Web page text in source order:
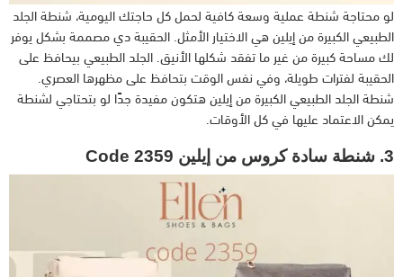
لو محتاجة شنطة عملية وسعة كافية لحمل كل حاجتك اليومية، شنطة الجلد
الطبيعي الكبيرة من إيلين هي الاختيار الأمثل. الحقيبة دي مصممة بشكل يوفر
لك مساحة كبيرة من غير ما تفقد شكلها الأنيق. الجلد الطبيعي بيحافظ على
الحقيبة لفترات طويلة، وفي نفس الوقت بتحافظ على مظهرها العصري.
شنطة الجلد الطبيعي الكبيرة من إيلين هتكون مفيدة جدًا لو بتحتاجي لشنطة
يمكن الاعتماد عليها في كل الأوقات.
3. شنطة سادة كروس من إيلين Code 2359